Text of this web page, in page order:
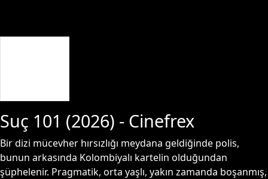
Suç 101 (2026) - Cinefrex
Bir dizi mücevher hırsızlığı meydana geldiğinde polis,
bunun arkasında Kolombiyalı kartelin olduğundan
şüphelenir. Pragmatik, orta yaşlı, yakın zamanda boşanmış,